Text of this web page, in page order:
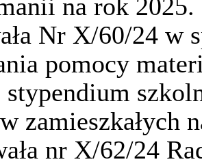
na rok 2025.
Nr X/60/24 w
pomocy
zamieszkałych
nr X/62/24